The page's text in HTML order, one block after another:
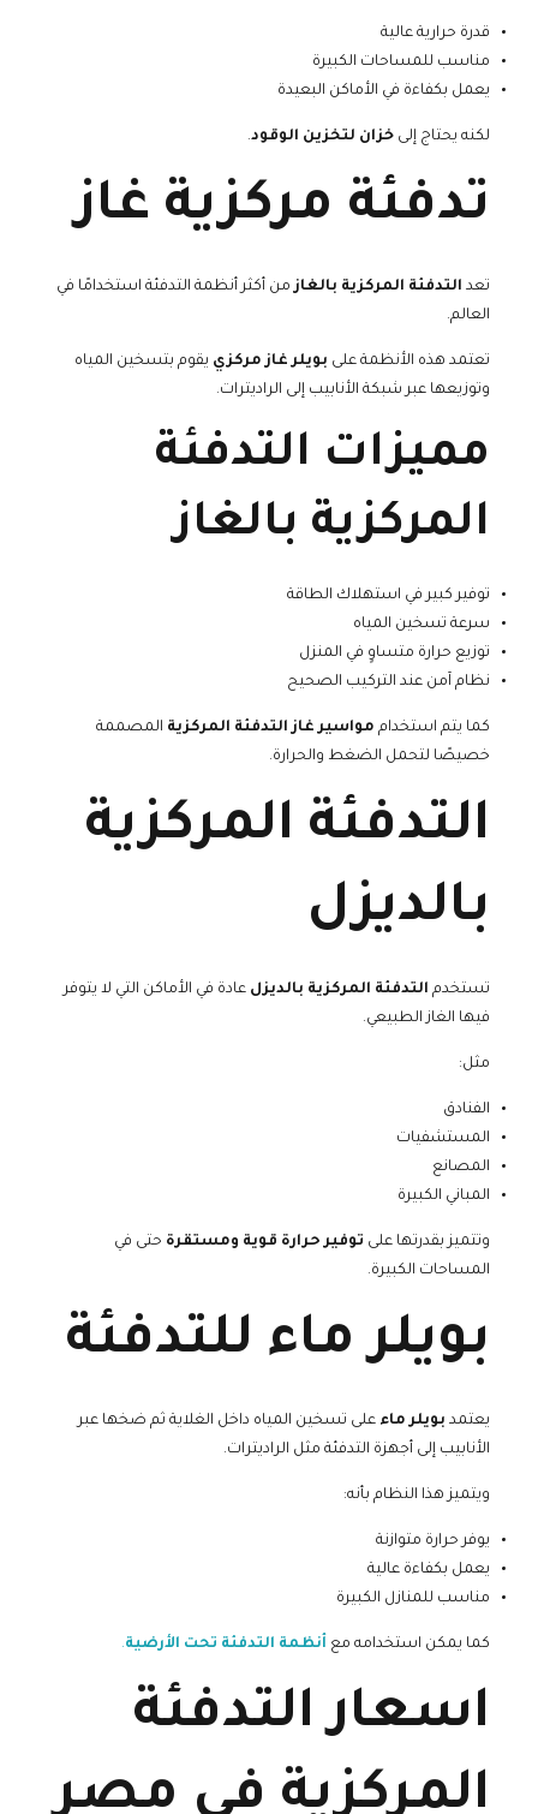
قدرة حرارية عالية
مناسب للمساحات الكبيرة
يعمل بكفاءة في الأماكن البعيدة
لكنه يحتاج إلى خزان لتخزين الوقود.
تدفئة مركزية غاز
تعد التدفئة المركزية بالغازمن أكثر أنظمة التدفئة استخدامًا في
العالم.
تعتمد هذه الأنظمة على بويلر غاز مركزي يقوم بتسخين المياه
وتوزيعها عبر شبكة الأنابيب إلى الراديترات.
مميزات التدفئة
المركزية بالغاز
توفير كبير في استهلاك الطاقة
سرعة تسخين المياه
توزيع حرارة متساوٍ في المنزل
نظام آمن عند التركيب الصحيح
كما يتم استخدام مواسير غاز التدفئة المركزية المصممة
خصيصًا لتحمل الضغط والحرارة.
التدفئة المركزية
بالديزل
تستخدم التدفئة المركزية بالديزل عادة في الأماكن التي لا يتوفر
فيها الغاز الطبيعي.
مثل:
الفنادق
المستشفيات
المصانع
المباني الكبيرة
وتتميز بقدرتها على توفير حرارة قوية ومستقرة حتى في
المساحات الكبيرة.
بويلر ماء للتدفئة
يعتمد بويلر ماء على تسخين المياه داخل الغلاية ثم ضخها عبر
الأنابيب إلى أجهزة التدفئة مثل الراديترات.
ويتميز هذا النظام بأنه:
يوفر حرارة متوازنة
يعمل بكفاءة عالية
مناسب للمنازل الكبيرة
كما يمكن استخدامه مع أنظمة التدفئة تحت الأرضية.
اسعار التدفئة
المركزية في مصر